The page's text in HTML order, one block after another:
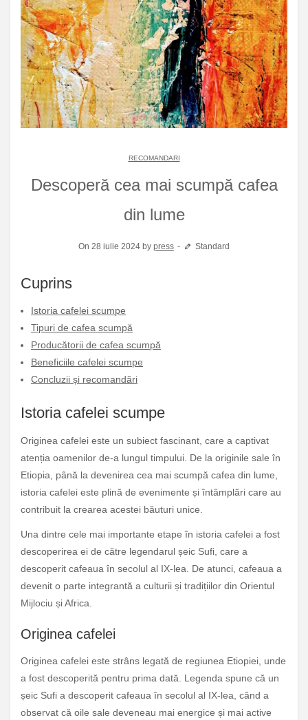
RECOMANDARI
Descoperă cea mai scumpă cafea
din lume
On 28 iulie 2024 by press Standard
Cuprins
Istoria cafelei scumpe
Tipuri de cafea scumpă
Producătorii de cafea scumpă
Beneficiile cafelei scumpe
Concluzii și recomandări
Istoria cafelei scumpe
Originea cafelei este un subiect fascinant, care a captivat
atenția oamenilor de-a lungul timpului. De la originile sale în
Etiopia, până la devenirea cea mai scumpă cafea din lume,
istoria cafelei este plină de evenimente și întâmplări care au
contribuit la crearea acestei băuturi unice.
Una dintre cele mai importante etape în istoria cafelei a fost
descoperirea ei de către legendarul șeic Sufi, care a
descoperit cafeaua în secolul al IX-lea. De atunci, cafeaua a
devenit o parte integrantă a culturii și tradițiilor din Orientul
Mijlociu și Africa.
Originea cafelei
Originea cafelei este strâns legată de regiunea Etiopiei, unde
a fost descoperită pentru prima dată. Legenda spune că un
șeic Sufi a descoperit cafeaua în secolul al IX-lea, când a
observat că oile sale deveneau mai energice și mai active